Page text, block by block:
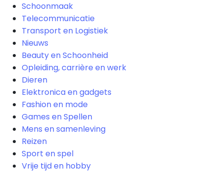
Schoonmaak
Telecommunicatie
Transport en Logistiek
Nieuws
Beauty en Schoonheid
Opleiding, carrière en werk
Dieren
Elektronica en gadgets
Fashion en mode
Games en Spellen
Mens en samenleving
Reizen
Sport en spel
Vrije tijd en hobby